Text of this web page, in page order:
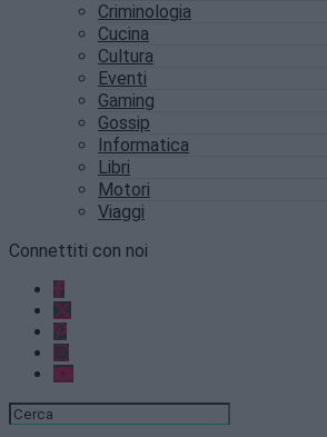
Criminologia
Cucina
Cultura
Eventi
Gaming
Gossip
Informatica
Libri
Motori
Viaggi
Connettiti con noi